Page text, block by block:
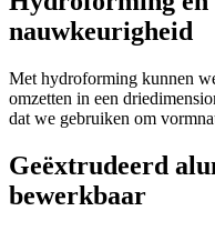
nauwkeurigheid
Met hydroforming kunnen
omzetten in een
dat we gebruiken om
Geëxtrudeerd
bewerkbaar